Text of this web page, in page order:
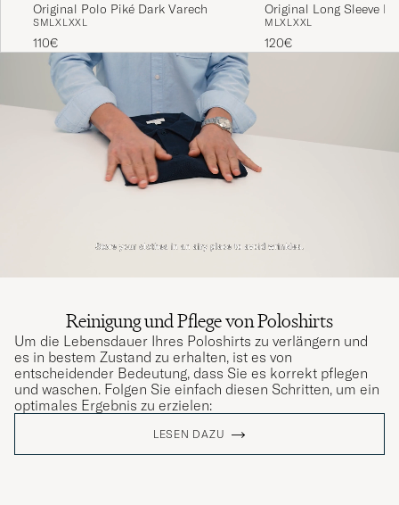
Original Polo Piké Dark Varech
SMLXLXXL
110€
Original Long Sleeve
Dark Varech
M LXLXXL
120€
Reinigung und Pflege von Poloshirts
Um die Lebensdauer Ihres Poloshirts zu verlängern und
es in bestem Zustand zu erhalten, ist es von
entscheidender Bedeutung, dass Sie es korrekt pflegen
und waschen. Folgen Sie einfach diesen Schritten, um ein
optimales Ergebnis zu erzielen:
LESEN DAZU